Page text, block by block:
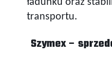
transportu.
Szymex –